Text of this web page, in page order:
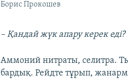
Борис Прокошев
– Қандай жүк апару керек еді?
Аммоний нитраты, селитра.
бардық. Рейдте тұрып,